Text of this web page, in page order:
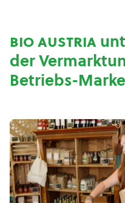
bio austria
der
Betriebs-